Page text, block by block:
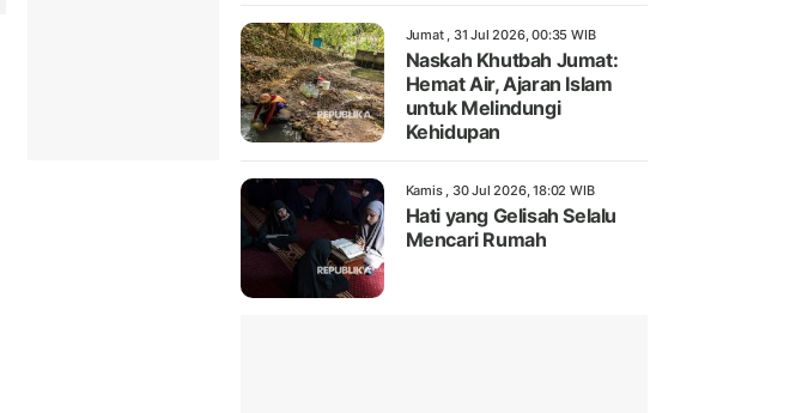
Jumat , 31 Jul 2026, 00:35 WIB
Naskah Khutbah Jumat:
Hemat Air, Ajaran Islam
untuk Melindungi
Kehidupan
Kamis , 30 Jul 2026, 18:02 WIB
Hati yang Gelisah Selalu
Mencari Rumah